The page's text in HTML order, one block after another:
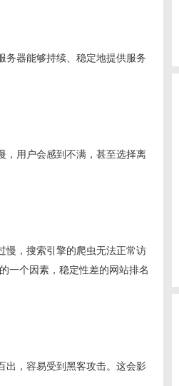
器能够持续、稳定地提供服务
用户会感到不满，甚至选择离
，搜索引擎的爬虫无法正常访
一个因素，稳定性差的网站排名
，容易受到黑客攻击。这会影